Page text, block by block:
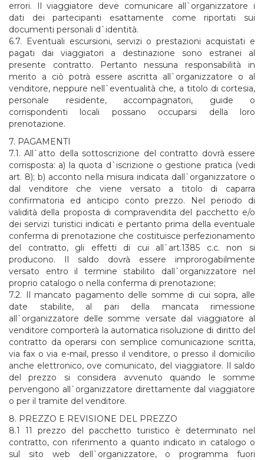
errori. Il viaggiatore deve comunicare all`organizzatore i
dati dei partecipanti esattamente come riportati sui
documenti personali d`identità.
6.7. Eventuali escursioni, servizi o prestazioni acquistati e
pagati dai viaggiatori a destinazione sono estranei al
presente contratto. Pertanto nessuna responsabilità in
merito a ciò potrà essere ascritta all`organizzatore o al
venditore, neppure nell`eventualità che, a titolo di cortesia,
personale residente, accompagnatori, guide o
corrispondenti locali possano occuparsi della loro
prenotazione.
7. PAGAMENTI
7.1. All`atto della sottoscrizione del contratto dovrà essere
corrisposta: a) la quota d`iscrizione o gestione pratica (vedi
art. 8); b) acconto nella misura indicata dall`organizzatore o
dal venditore che viene versato a titolo di caparra
confirmatoria ed anticipo conto prezzo. Nel periodo di
validità della proposta di compravendita del pacchetto e/o
dei servizi turistici indicati e pertanto prima della eventuale
conferma di prenotazione che costituisce perfezionamento
del contratto, gli effetti di cui all`art.1385 c.c. non si
producono. Il saldo dovrà essere improrogabilmente
versato entro il termine stabilito dall`organizzatore nel
proprio catalogo o nella conferma di prenotazione;
7.2. Il mancato pagamento delle somme di cui sopra, alle
date stabilite, al pari della mancata rimessione
all`organizzatore delle somme versate dal viaggiatore al
venditore comporterà la automatica risoluzione di diritto del
contratto da operarsi con semplice comunicazione scritta,
via fax o via e-mail, presso il venditore, o presso il domicilio
anche elettronico, ove comunicato, del viaggiatore. Il saldo
del prezzo si considera avvenuto quando le somme
pervengono all`organizzatore direttamente dal viaggiatore
o per il tramite del venditore.
8. PREZZO E REVISIONE DEL PREZZO
8.1 11 prezzo del pacchetto turistico è determinato nel
contratto, con riferimento a quanto indicato in catalogo o
sul sito web dell`organizzatore, o programma fuori